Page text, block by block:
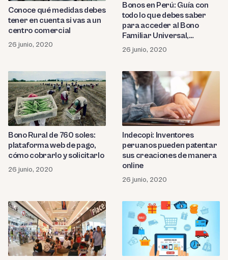
Conoce qué medidas debes
tener en cuenta si vas a un
centro comercial
26 junio, 2020
Bonos en Perú: Guía con
todo lo que debes saber
para acceder al Bono
Familiar Universal,
segundo Bono 380 soles,
Bono Rural y Bono
26 junio, 2020
Bono Rural de 760 soles:
plataforma web de pago,
cómo cobrarlo y solicitarlo
26 junio, 2020
Indecopi: Inventores
peruanos pueden patentar
sus creaciones de manera
online
26 junio, 2020